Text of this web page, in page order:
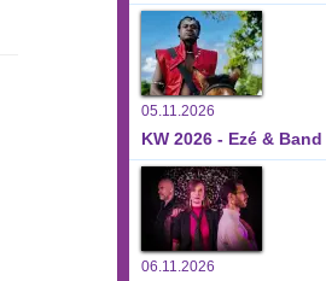
05.11.2026
KW 2026 - Ezé & Band
06.11.2026